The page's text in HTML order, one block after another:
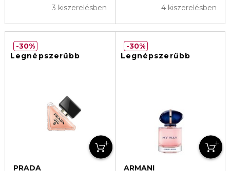
3 kiszerelésben 4 kiszerelésben
Legnépszerűbb
PRADA
30%
Legnépszerűbb
ARMANI
30%